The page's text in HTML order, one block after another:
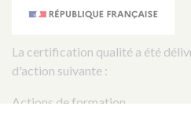
La certification qualité a été
d'action suivante :
Actions de formation